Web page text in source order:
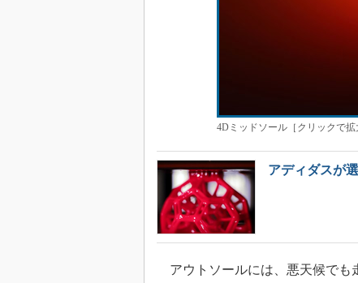
4Dミッドソール［クリックで
アディダスが
アウトソールには、悪天候でも